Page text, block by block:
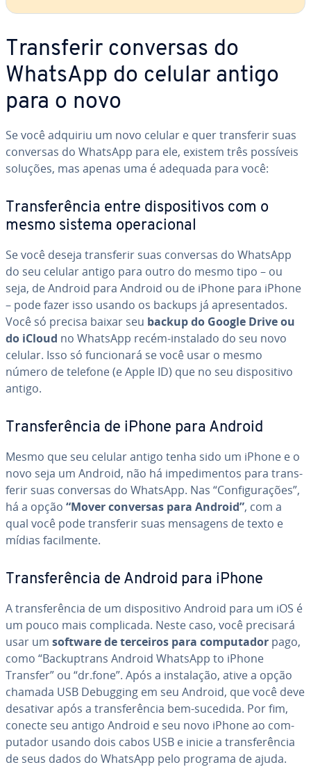
Trans­fe­rir conversas do
WhatsApp do celular antigo
para o novo
Se você adquiriu um novo celular e quer trans­fe­rir suas
conversas do WhatsApp para ele, existem três possíveis
soluções, mas apenas uma é adequada para você:
Trans­fe­rên­cia entre dis­po­si­ti­vos com o
mesmo sistema ope­ra­ci­o­nal
Se você deseja trans­fe­rir suas conversas do WhatsApp
do seu celular antigo para outro do mesmo tipo – ou
seja, de Android para Android ou de iPhone para iPhone
– pode fazer isso usando os backups já apre­sen­ta­dos.
Você só precisa baixar seu backup do Google Drive ou
do iCloud no WhatsApp recém-instalado do seu novo
celular. Isso só fun­ci­o­nará se você usar o mesmo
número de telefone (e Apple ID) que no seu dis­po­si­tivo
antigo.
Trans­fe­rên­cia de iPhone para Android
Mesmo que seu celular antigo tenha sido um iPhone e o
novo seja um Android, não há im­pe­di­men­tos para trans­
fe­rir suas conversas do WhatsApp. Nas “Con­fi­gu­ra­ções”,
há a opção “Mover conversas para Android”, com a
qual você pode trans­fe­rir suas mensagens de texto e
mídias fa­cil­mente.
Trans­fe­rên­cia de Android para iPhone
A trans­fe­rên­cia de um dis­po­si­tivo Android para um iOS é
um pouco mais com­pli­cada. Neste caso, você precisará
usar um software de terceiros para com­pu­ta­dor pago,
como “Bac­kup­trans Android WhatsApp to iPhone
Transfer” ou “dr.fone”. Após a ins­ta­la­ção, ative a opção
chamada USB Debugging em seu Android, que você deve
desativar após a trans­fe­rên­cia bem-sucedida. Por fim,
conecte seu antigo Android e seu novo iPhone ao com­
pu­ta­dor usando dois cabos USB e inicie a trans­fe­rên­cia
de seus dados do WhatsApp pelo programa de ajuda.